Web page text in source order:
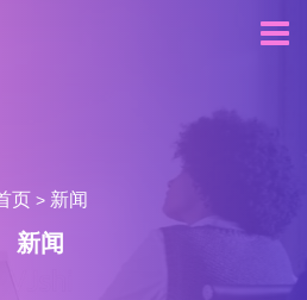
页 > 新闻
新闻